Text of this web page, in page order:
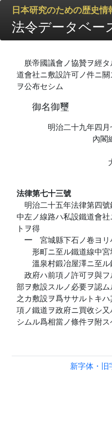
日本研究のための歴史情
法令データベー
朕帝國議會ノ協贊ヲ經
道會社ニ敷設許可ノ件ニ
ヲ公布セシム
御名御璽
明治二十九年四月
內
法律第七十三號
明治二十五年法律第四
中左ノ線路ハ私設鐵道會
トヲ得
一 宮城縣下石ノ卷ヨ
形町ニ至ル鐵道線中
溫泉村鍛冶屋澤ニ至ル
政府ハ前項ノ許可ヲ與
部ヲ敷設スルノ必要ヲ認
之カ敷設ヲ爲ササルトキ
項ノ鐵道ヲ政府ニ買收シ
シムル爲相當ノ條件ヲ附ス
新字体・旧